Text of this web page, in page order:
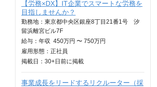
【労務×DX】IT企業でスマートな労務を
目指しませんか？
勤務地：東京都中央区銀座8丁目21番1号 汐
留浜離宮ビル7F
給与： 年収 450万円 〜 750万円
雇用形態：正社員
掲載日： 30+日 前に掲載
事業成長をリードするリクルーター（採